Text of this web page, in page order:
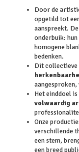
Door de
opgetild tot
aanspreekt.
onderbuik:
homogene
bedenken.
Dit collectieve
Het einddoel
volwaardig
Onze
verschillende
een stem,
een breed